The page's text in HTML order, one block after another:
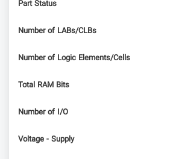
Part Status
Number of LABs/CLBs
Number of Logic Elements/Cells
Total RAM Bits
Number of I/O
Voltage - Supply